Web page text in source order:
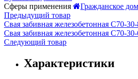
Сферы применения
Гражданское
Предыдущий товар
Свая забивная железобетонная С70-30-
Свая забивная железобетонная С70-30-
Следующий товар
Характеристики